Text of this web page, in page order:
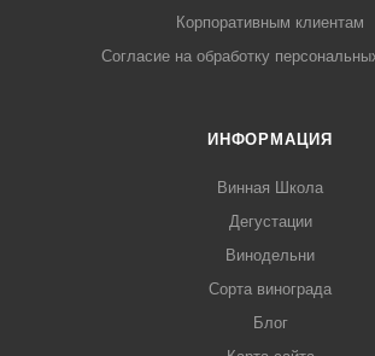
Корпоративным клиентам
Согласие на обработку
ИНФОРМАЦИЯ
Винная Школа
Дегустации
Винодельни
Сорта винограда
Блог